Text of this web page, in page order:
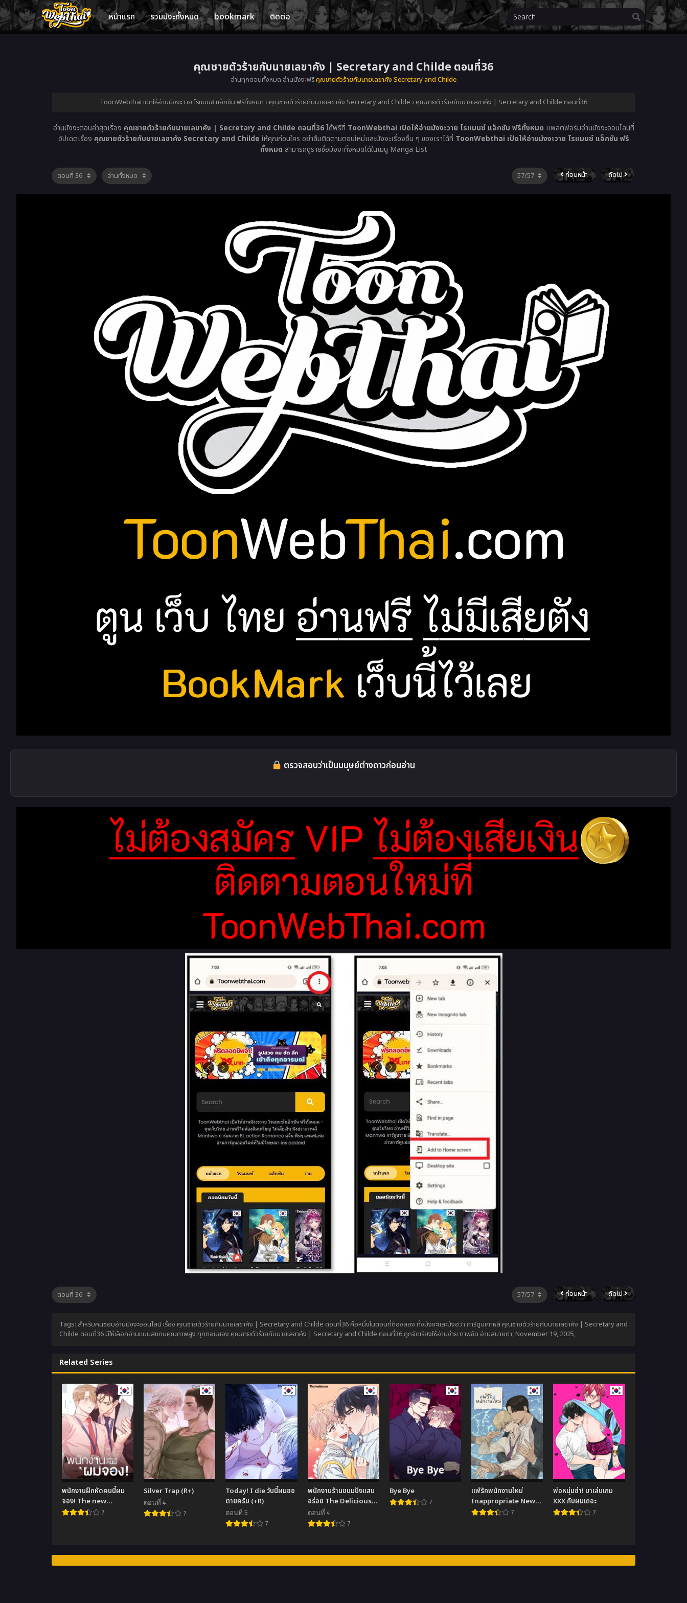
หน้าแรก รวมมังะทั้งหมด bookmark ติดต่อ
คุณชายตัวร้ายกับนายเลขาคัง | Secretary and Childe ตอนที่36
อ่านทุกตอนทั้งหมด อ่านมังงะฟรีคุณชายตัวร้ายกับนายเลขาคัง Secretary and Childe
ToonWebthai เปิดให้อ่านมังงะวาย โรแมนซ์ แอ็กชัน ฟรีทั้งหมด › คุณชายตัวร้ายกับนายเลขาคัง Secretary and Childe › คุณชายตัวร้ายกับนายเลขาคัง | Secretary and Childe ตอนที่36
อ่านมังงะตอนล่าสุดเรื่อง คุณชายตัวร้ายกับนายเลขาคัง | Secretary and Childe ตอนที่36ได้ฟรีที่ ToonWebthai เปิดให้อ่านมังงะวาย โรแมนซ์ แอ็กชัน ฟรีทั้งหมด แพลตฟอร์มอ่านมังงะออนไลน์ที่
อัปเดตเรื่อง คุณชายตัวร้ายกับนายเลขาคัง Secretary and Childe ให้คุณก่อนใคร อย่าลืมติดตามตอนใหม่และมังงะเรื่องอื่น ๆ ของเราได้ที่ ToonWebthai เปิดให้อ่านมังงะวาย โรแมนซ์ แอ็กชัน ฟรี
ทั้งหมด สามารถดูรายชื่อมังงะทั้งหมดได้ในเมนู Manga List
ก่อนหน้า ถัดไป
ตรวจสอบว่าเป็นมนุษย์ต่างดาวก่อนอ่าน
ก่อนหน้า ถัดไป
Tags: สำหรับคนชอบอ่านมังงะออนไลน์ เรื่อง คุณชายตัวร้ายกับนายเลขาคัง | Secretary and Childe ตอนที่36 คือหนึ่งในตอนที่ต้องลอง ทั้งมังงะและมังฮวา การ์ตูนเกาหลี คุณชายตัวร้ายกับนายเลขาคัง | Secretary and
Childe ตอนที่36 มีให้เลือกอ่านแบบสแกนคุณภาพสูง ทุกตอนของ คุณชายตัวร้ายกับนายเลขาคัง | Secretary and Childe ตอนที่36 ถูกจัดเรียงให้อ่านง่าย ภาพชัด อ่านสบายตา, November 19, 2025,
Related Series
พนักงานฝึกหัดคนนี้ผม
จอง! The new
employee
7
Silver Trap (R+)
ตอนที่ 4
7
Today! I die วันนี้ผมขอ
ตายครับ (+R)
ตอนที่ 5
7
พนักงานร้านขนมปังแสน
อร่อย The Delicious
Bakery’s Part Timer
ตอนที่ 4
7
Bye Bye
7
แพ้รักพนักงานใหม่
Inappropriate New
Employee
7
พ่อหนุ่มซ่า! มาเล่นเกม
XXX กับผมเถอะ
7